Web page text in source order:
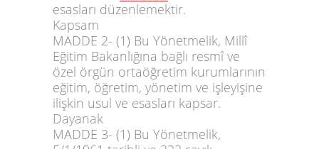
esasları düzenlemektir.
Kapsam
MADDE 2- (1) Bu Yönetmelik, Millî
Eğitim Bakanlığına bağlı resmî ve
özel örgün ortaöğretim kurumlarının
eğitim, öğretim, yönetim ve işleyişine
ilişkin usul ve esasları kapsar.
Dayanak
MADDE 3- (1) Bu Yönetmelik,